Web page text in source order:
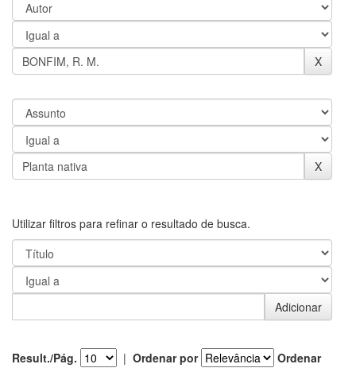
Utilizar filtros para refinar o resultado de busca.
Result./Pág. | Ordenar por
Ordenar